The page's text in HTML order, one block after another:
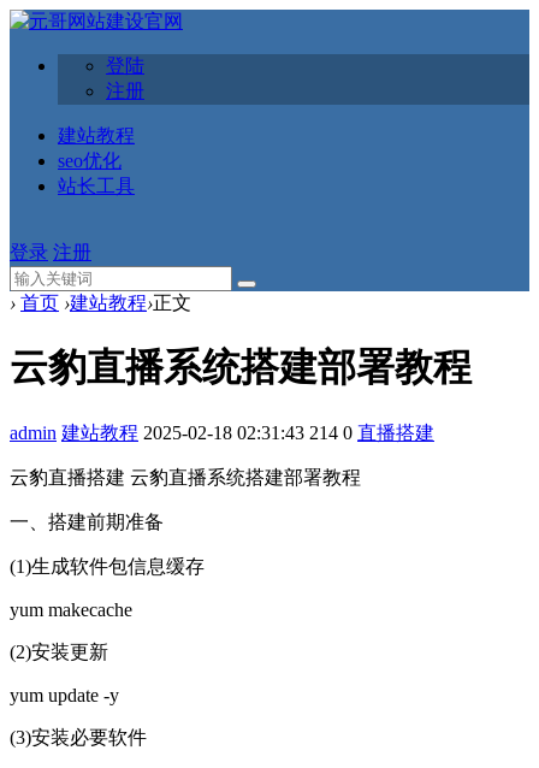
登陆
注册
建站教程
seo优化
站长工具
登录 注册
› 首页 ›建站教程›正文
云豹直播系统搭建部署教程
admin 建站教程 2025-02-18 02:31:43 214 0 直播搭建
云豹直播搭建 云豹直播系统搭建部署教程
一、搭建前期准备
(1)生成软件包信息缓存
yum makecache
(2)安装更新
yum update -y
(3)安装必要软件